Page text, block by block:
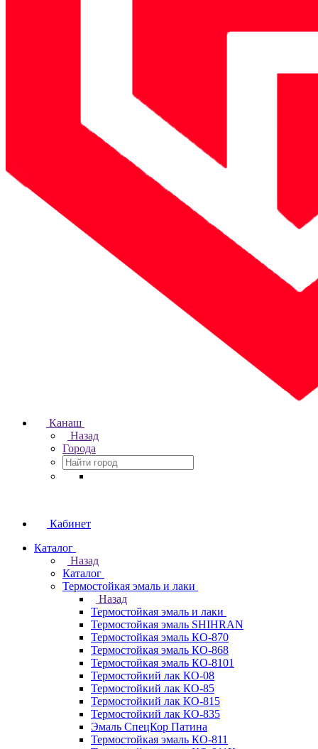
Канаш
Назад
Города
Кабинет
Каталог
Назад
Каталог
Термостойкая эмаль и лаки
Назад
Термостойкая эмаль и лаки
Термостойкая эмаль SHIHRAN
Термостойкая эмаль КО-870
Термостойкая эмаль КО-868
Термостойкая эмаль КО-8101
Термостойкий лак КО-08
Термостойкий лак КО-85
Термостойкий лак КО-815
Термостойкий лак КО-835
Эмаль СпецКор Патина
Термостойкая эмаль КО-811